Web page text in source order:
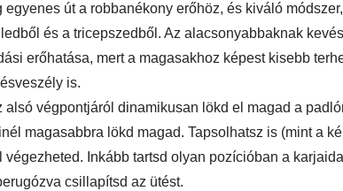
egyenes út a robbanékony erőhöz, és kiváló
és a tricepszedből. Az alacsonyabbaknak
erőhatása, mert a magasakhoz képest kisebb
is.
alsó végpontjáról dinamikusan lökd el magad a
magasabbra lökd magad. Tapsolhatsz is (mint a
Inkább tartsd olyan pozícióban a
csillapítsd az ütést.